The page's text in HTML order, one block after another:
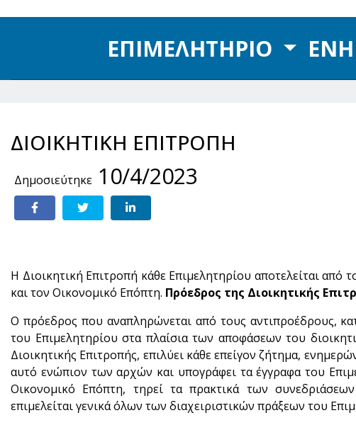
ΕΠΙΜΕΛΗΤΗΡΙΟ
ΔΙΟΙΚΗΤΙΚΗ ΕΠΙΤΡΟΠΗ
Δημοσιεύτηκε10/4/2023
Η Διοικητική Επιτροπή κάθε Επιμελητηρίου αποτελείται
και τον Οικονομικό Επόπτη. Πρόεδρος της Διοικητικής
Ο πρόεδρος που αναπληρώνεται από τους αντιπροέδρους,
του Επιμελητηρίου στα πλαίσια των αποφάσεων του
Διοικητικής Επιτροπής, επιλύει κάθε επείγον ζήτημα,
αυτό ενώπιον των αρχών και υπογράφει τα έγγραφα του
Οικονομικό Επόπτη, τηρεί τα πρακτικά των
επιμελείται γενικά όλων των διαχειριστικών πράξεων του